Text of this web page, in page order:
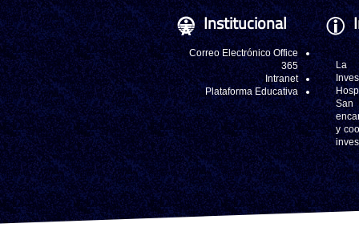
y
Institucional
Correo Electrónico Office
365
Intranet
Plataforma Educativa